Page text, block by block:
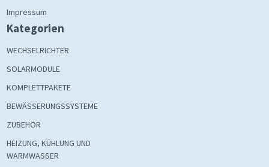
Impressum
Kategorien
WECHSELRICHTER
SOLARMODULE
KOMPLETTPAKETE
BEWÄSSERUNGSSYSTEME
ZUBEHÖR
HEIZUNG, KÜHLUNG UND
WARMWASSER